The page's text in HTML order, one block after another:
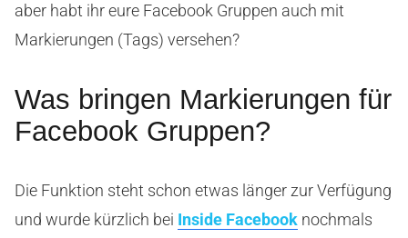
aber habt ihr eure Facebook Gruppen auch mit
Markierungen (Tags) versehen?
Was bringen Markierungen für
Facebook Gruppen?
Die Funktion steht schon etwas länger zur Verfügung
und wurde kürzlich bei Inside Facebook nochmals